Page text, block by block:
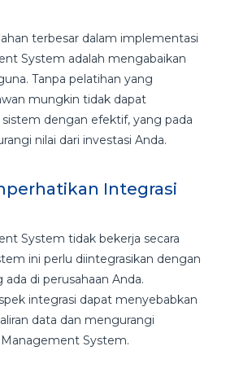
terbesar dalam implementasi
System adalah mengabaikan
Tanpa pelatihan yang
mungkin tidak dapat
dengan efektif, yang pada
nilai dari investasi Anda.
Integrasi
System tidak bekerja secara
ini perlu diintegrasikan dengan
di perusahaan Anda.
integrasi dapat menyebabkan
data dan mengurangi
System.